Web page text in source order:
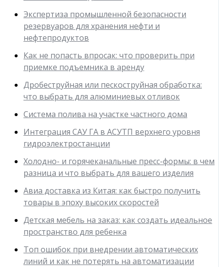
Экспертиза промышленной безопасности
резервуаров для хранения нефти и
нефтепродуктов
Как не попасть впросак: что проверить при
приемке подъемника в аренду
Дробеструйная или пескоструйная обработка:
что выбрать для алюминиевых отливок
Система полива на участке частного дома
Интеграция САУ ГА в АСУТП верхнего уровня
гидроэлектростанции
Холодно- и горячеканальные пресс-формы: в чем
разница и что выбрать для вашего изделия
Авиа доставка из Китая: как быстро получить
товары в эпоху высоких скоростей
Детская мебель на заказ: как создать идеальное
пространство для ребенка
Топ ошибок при внедрении автоматических
линий и как не потерять на автоматизации